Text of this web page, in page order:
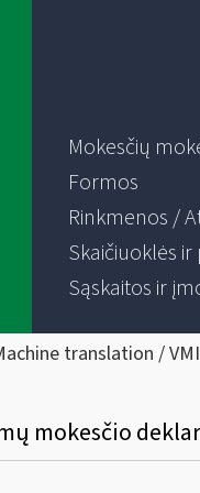
Mokesčių
Formos
Rinkmenos /
Skaičiuoklės
Sąskaitos ir
translation /